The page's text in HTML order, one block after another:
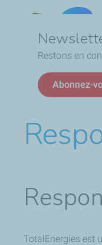
Restons en
Abonnez-
d'Ariane
Qui sommes-
TotalEnergies est